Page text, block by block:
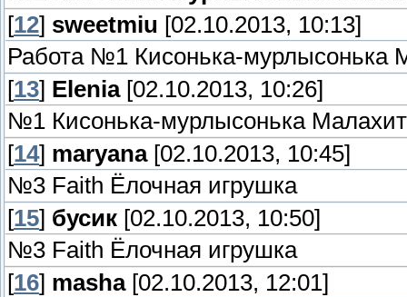
[12] sweetmiu [02.10.2013, 10:13]
Работа №1 Кисонька-мурлысонька
[13] Elenia[02.10.2013, 10:26]
№1 Кисонька-мурлысонька
[14] maryana[02.10.2013, 10:45]
№3 Faith Ёлочная игрушка
[15] бусик [02.10.2013, 10:50]
№3 Faith Ёлочная игрушка
[16] masha[02.10.2013, 12:01]